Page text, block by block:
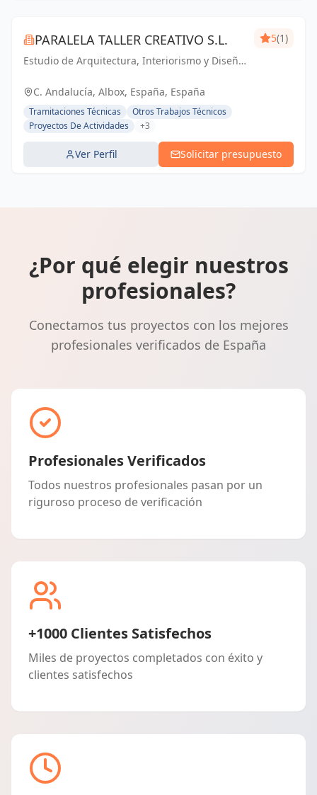
PARALELA TALLER CREATIVO S.L.
Estudio de Arquitectura, Interiorismo y Diseño.
Reforma y Obra Nueva.
5(1)
C. Andalucía, Albox, España, España
Tramitaciones Técnicas
Otros Trabajos Técnicos
Proyectos De Actividades
+3
Ver Perfil Solicitar presupuesto
¿Por qué elegir nuestros
profesionales?
Conectamos tus proyectos con los mejores
profesionales verificados de España
Profesionales Verificados
Todos nuestros profesionales pasan por un
riguroso proceso de verificación
+1000 Clientes Satisfechos
Miles de proyectos completados con éxito y
clientes satisfechos